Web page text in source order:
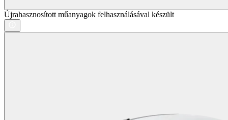
Újrahasznosított műanyagok felhasználásával készült